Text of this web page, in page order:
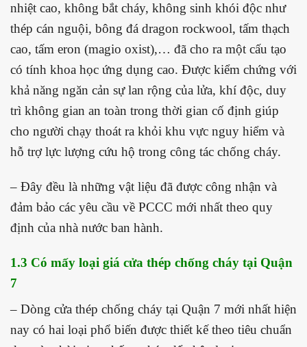
nhiệt cao, không bắt cháy, không sinh khói độc như
thép cán nguội, bông đá dragon rockwool, tấm thạch
cao, tấm eron (magio oxist),… đã cho ra một cấu tạo
có tính khoa học ứng dụng cao. Được kiểm chứng với
khả năng ngăn cản sự lan rộng của lửa, khí độc, duy
trì không gian an toàn trong thời gian cố định giúp
cho người chạy thoát ra khỏi khu vực nguy hiểm và
hỗ trợ lực lượng cứu hộ trong công tác chống cháy.
– Đây đều là những vật liệu đã được công nhận và
đảm bảo các yêu cầu về PCCC mới nhất theo quy
định của nhà nước ban hành.
1.3 Có mấy loại giá cửa thép chống cháy tại Quận
7
– Dòng cửa thép chống cháy tại Quận 7 mới nhất hiện
nay có hai loại phổ biến được thiết kế theo tiêu chuẩn